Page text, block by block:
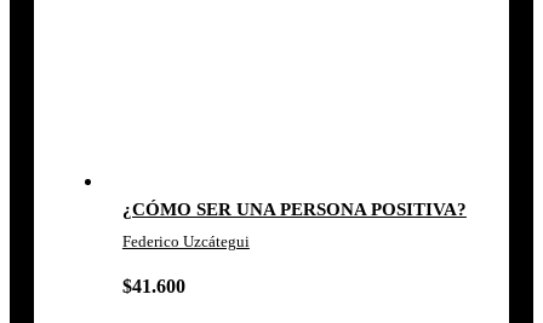
¿CÓMO SER UNA PERSONA POSITIVA?
Federico Uzcátegui
$41.600